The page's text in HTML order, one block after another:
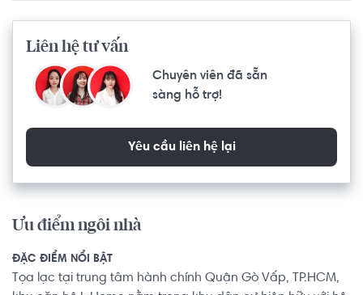
Liên hệ tư vấn
Chuyên viên đã sẵn
sàng hỗ trợ!
Yêu cầu liên hệ lại
Ưu điểm ngôi nhà
ĐẶC ĐIỂM NỔI BẬT
Tọa lạc tại trung tâm hành chính Quận Gò Vấp, TP.HCM,